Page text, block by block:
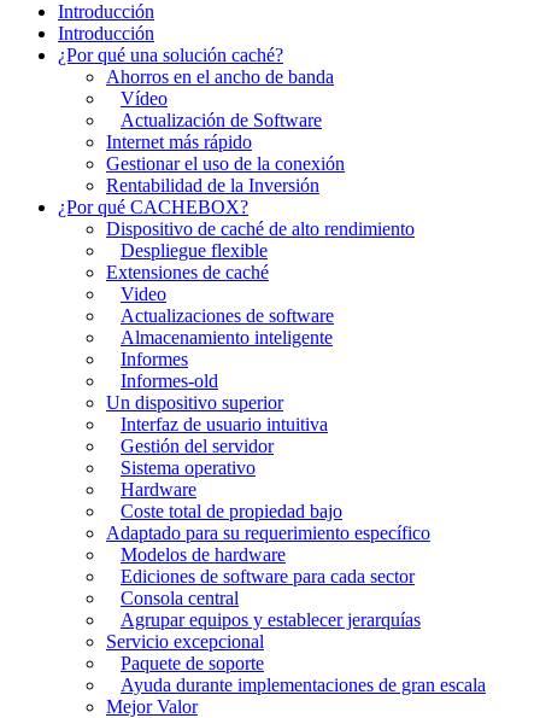
Introducción
Introducción
¿Por qué una solución caché?
Ahorros en el ancho de banda
Vídeo
Actualización de Software
Internet más rápido
Gestionar el uso de la conexión
Rentabilidad de la Inversión
¿Por qué CACHEBOX?
Dispositivo de caché de alto rendimiento
Despliegue flexible
Extensiones de caché
Video
Actualizaciones de software
Almacenamiento inteligente
Informes
Informes-old
Un dispositivo superior
Interfaz de usuario intuitiva
Gestión del servidor
Sistema operativo
Hardware
Coste total de propiedad bajo
Adaptado para su requerimiento específico
Modelos de hardware
Ediciones de software para cada sector
Consola central
Agrupar equipos y establecer jerarquías
Servicio excepcional
Paquete de soporte
Ayuda durante implementaciones de gran escala
Mejor Valor